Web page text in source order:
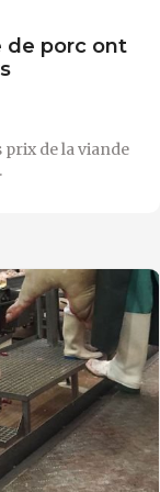
de porc ont
prix de la viande